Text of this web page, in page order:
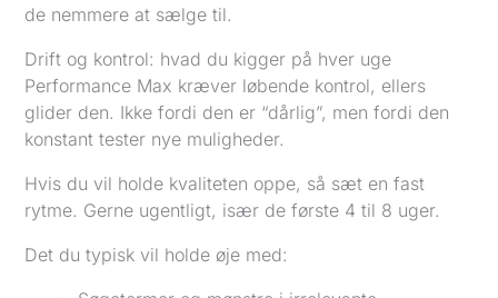
de nemmere at sælge til.
Drift og kontrol: hvad du kigger på hver uge
Performance Max kræver løbende kontrol, ellers
glider den. Ikke fordi den er “dårlig”, men fordi den
konstant tester nye muligheder.
Hvis du vil holde kvaliteten oppe, så sæt en fast
rytme. Gerne ugentligt, især de første 4 til 8 uger.
Det du typisk vil holde øje med: